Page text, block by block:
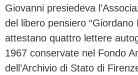
Giovanni presiedeva
del libero pensiero “Giordano
attestano quattro lettere
1967 conservate nel Fondo
dell’Archivio di Stato di